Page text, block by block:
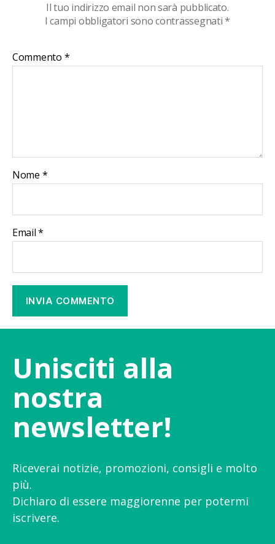
Il tuo indirizzo email non sarà pubblicato.
I campi obbligatori sono contrassegnati*
Commento *
Nome *
Email*
Unisciti alla
nostra
newsletter!
Riceverai notizie, promozioni, consigli e molto
più.
Dichiaro di essere maggiorenne per potermi
iscrivere.